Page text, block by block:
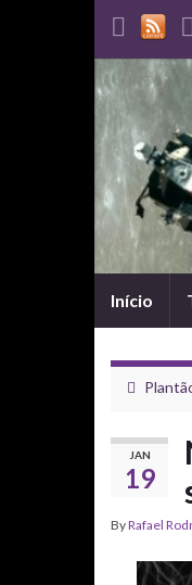
Início
JAN
19
ByRafael